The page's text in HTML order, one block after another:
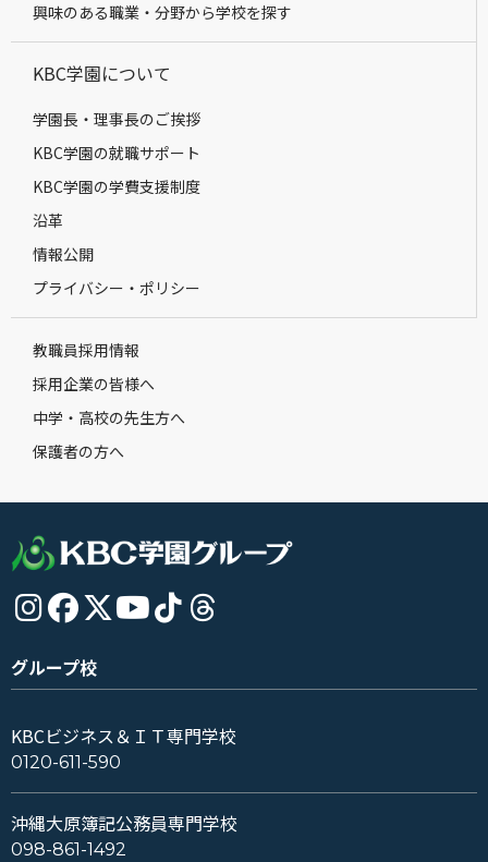
興味のある職業・分野から学校を探す
KBC学園について
学園長・理事長のご挨拶
KBC学園の就職サポート
KBC学園の学費支援制度
沿革
情報公開
プライバシー・ポリシー
教職員採用情報
採用企業の皆様へ
中学・高校の先生方へ
保護者の方へ
グループ校
KBCビジネス＆ＩＴ専門学校
0120-611-590
沖縄大原簿記公務員専門学校
098-861-1492